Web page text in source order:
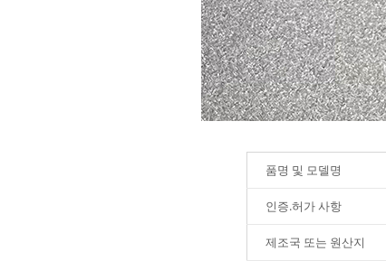
품명 및 모델명
인증.허가 사항
제조국 또는 원산지